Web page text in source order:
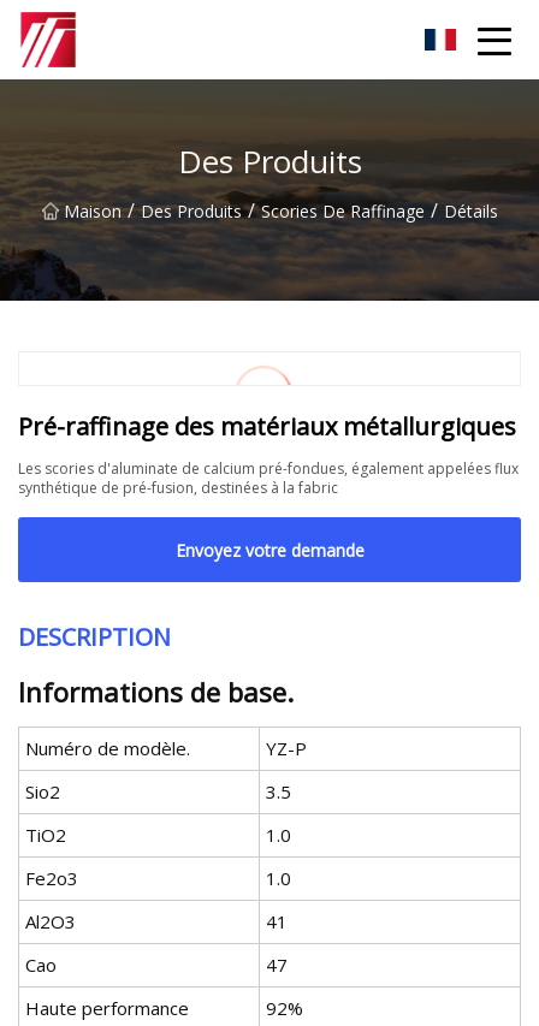
Des Produits
Maison / Des Produits / Scories De Raffinage / Détails
Pré-raffinage des matériaux métallurgiques
Les scories d'aluminate de calcium pré-fondues, également appelées flux
synthétique de pré-fusion, destinées à la fabric
Envoyez votre demande
DESCRIPTION
Informations de base.
Numéro de modèle.
YZ-P
Sio2
3.5
TiO2
1.0
Fe2o3
1.0
Al2O3
41
Cao
47
Haute performance
92%